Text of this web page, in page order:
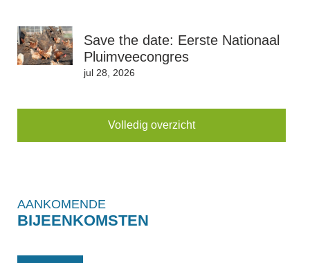
Save the date: Eerste Nationaal
Pluimveecongres
jul 28, 2026
Volledig overzicht
AANKOMENDE
BIJEENKOMSTEN